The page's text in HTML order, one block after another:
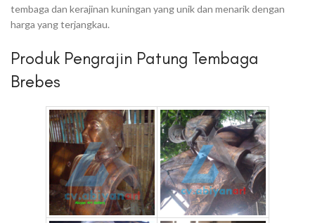
tembaga dan kerajinan kuningan yang unik dan menarik dengan
harga yang terjangkau.
Produk Pengrajin Patung Tembaga
Brebes